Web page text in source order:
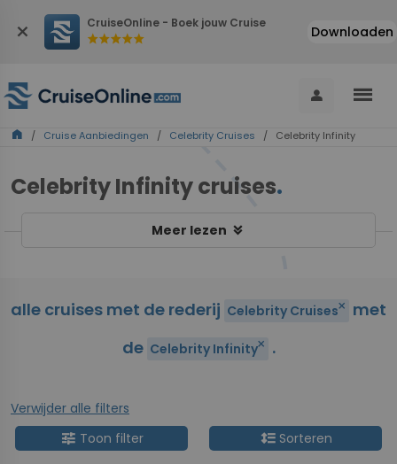
close CruiseOnline - Boek jouw Cruise
starstarstarstarstar Downloaden
person menu
home / Cruise Aanbiedingen / Celebrity Cruises / Celebrity Infinity
Celebrity Infinity cruises.
Meer lezen keyboard_double_arrow_down
alle cruises met de rederij Celebrity Cruisesclose
met
de Celebrity Infinityclose .
Verwijder alle filters
tune Toon filter format_line_spacingSorteren